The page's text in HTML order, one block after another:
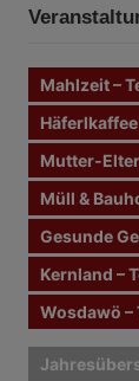
t
r
a
g
s
n
a
v
e
n
a
h
:
Mahlzeit –
Mutter-
Müll &
Gesunde
Kernland –
Wosdawö –